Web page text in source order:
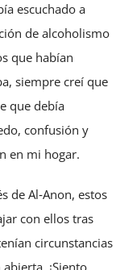
escuchado a
de alcoholismo
que habían
siempre creí que
que debía
confusión y
en mi hogar.
de Al‑Anon, estos
con ellos tras
circunstancias
¡Siento